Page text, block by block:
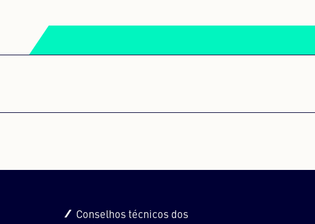
lista de tecnologias
Conselhos técnicos dos